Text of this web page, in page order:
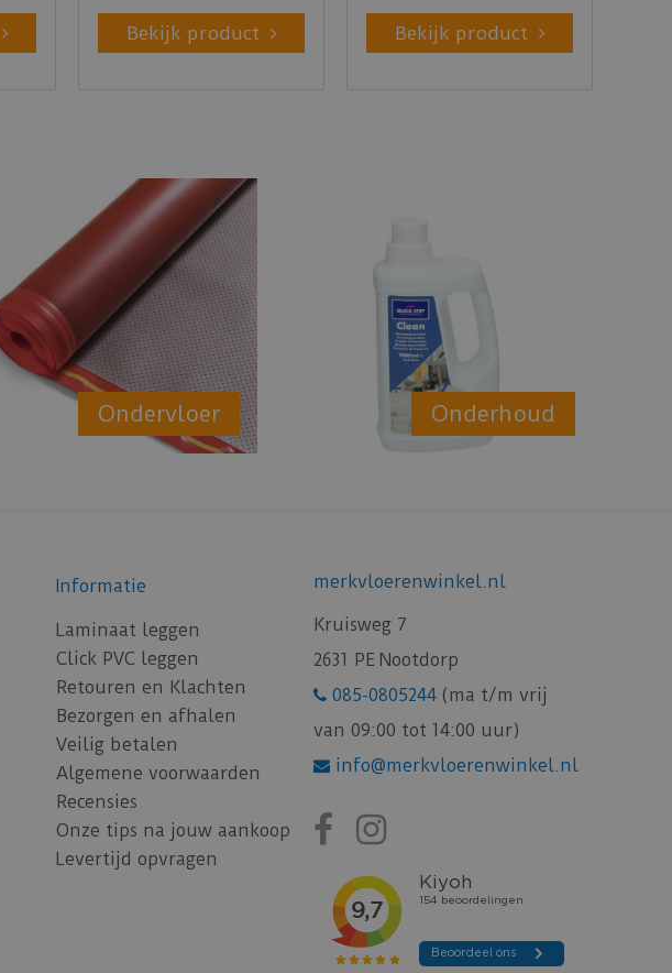
Bekijk product Bekijk product
Ondervloer Onderhoud
Informatie
Laminaat leggen
Click PVC leggen
Retouren en Klachten
Bezorgen en afhalen
Veilig betalen
Algemene voorwaarden
Recensies
Onze tips na jouw aankoop
Levertijd opvragen
merkvloerenwinkel.nl
Kruisweg 7
2631 PE Nootdorp
085-0805244 (ma t/m vrij
van 09:00 tot 14:00 uur)
info@merkvloerenwinkel.nl